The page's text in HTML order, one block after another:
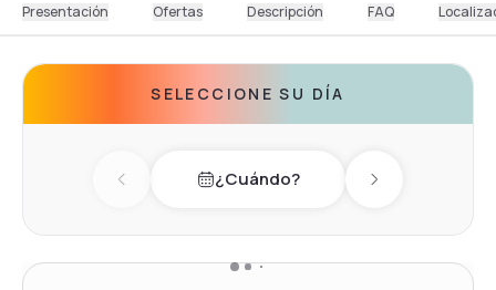
Presentación Ofertas Descripción FAQ
SELECCIONE SU DÍA
Previous day¿Cuándo? Next day